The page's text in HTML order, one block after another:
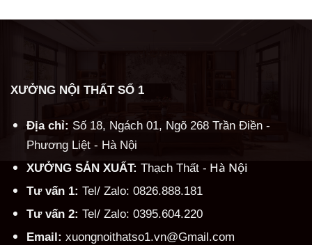
XƯỞNG NỘI THẤT SỐ 1
Địa chỉ: Số 18, Ngách 01, Ngõ 268 Trần Điền -
Phương Liệt - Hà Nội
XƯỞNG SẢN XUẤT: Thạch Thất - Hà Nội
Tư vấn 1: Tel/ Zalo: 0826.888.181
Tư vấn 2: Tel/ Zalo: 0395.604.220
Email: xuongnoithatso1.vn@Gmail.com